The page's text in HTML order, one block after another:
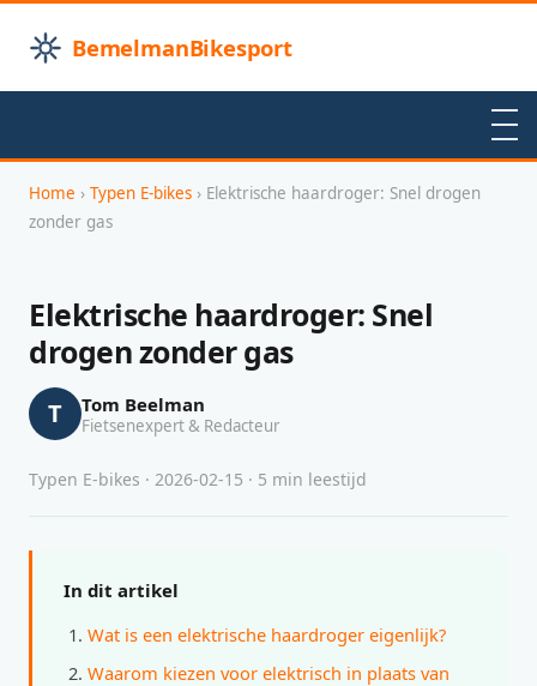
BemelmanBikesport
Home › Typen E-bikes › Elektrische haardroger: Snel drogen
zonder gas
Elektrische haardroger: Snel
drogen zonder gas
T Tom Beelman
Fietsenexpert & Redacteur
Typen E-bikes · 2026-02-15 · 5 min leestijd
In dit artikel
Wat is een elektrische haardroger eigenlijk?
Waarom kiezen voor elektrisch in plaats van